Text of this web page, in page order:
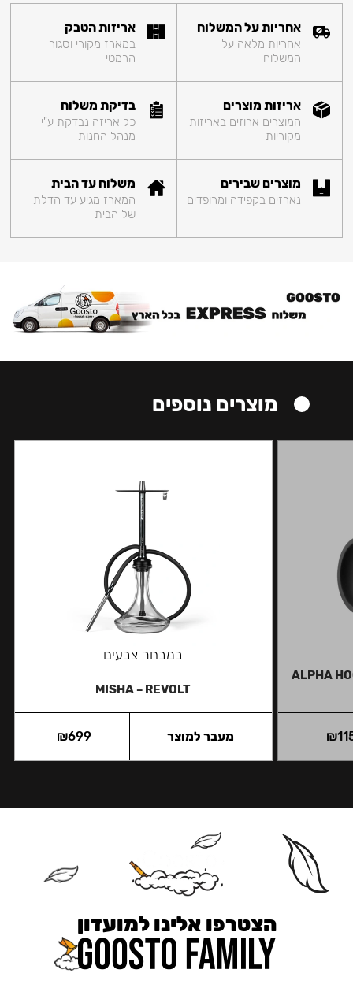
אחריות על המשלוח
אחריות מלאה על
המשלוח
אריזות הטבק
במארז מקורי וסגור
הרמטי
אריזות מוצרים
המוצרים ארוזים באריזות
מקוריות
בדיקת משלוח
כל אריזה נבדקת ע"י
מנהל החנות
מוצרים שבירים
נארזים בקפידה ומרופדים
משלוח עד הבית
המארז מגיע עד הדלת
של הבית
מוצרים נוספים
ALPHA
₪
במבחר צבעים
MISHA – REVOLT
₪699 מעבר למוצר
הצטרפו אלינו למועדון